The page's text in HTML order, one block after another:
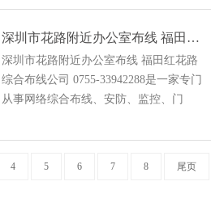
中包括电源线和网线，在大型的网络
深圳市花路附近办公室布线 福田红花路综合布线公司
深圳市花路附近办公室布线 福田红花路
综合布线公司 0755-33942288是一家专门
从事网络综合布线、安防、监控、门
设维护的专业公司,完成过许多项目类
4 5 6 7 8 尾页